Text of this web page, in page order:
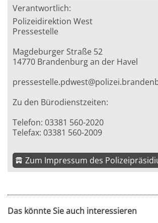
Verantwortlich:
Polizeidirektion West
Pressestelle
Magdeburger Straße 52
14770 Brandenburg an der Havel
Zu den Bürodienstzeiten:
Telefon: 03381 560-2020
Telefax: 03381 560-2009
Zum Impressum des
Das könnte Sie auch interessieren